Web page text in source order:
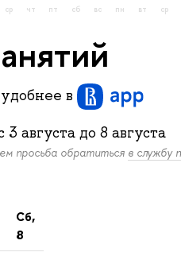
ср чт пт сб вс пн вт ср
удобнеев
3 августа до8 августа
просьба обратиться в службу
сб,
8